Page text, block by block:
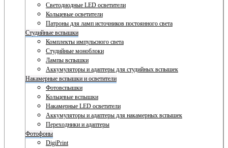
Светодиодные LED осветители
Кольцевые осветители
Патроны для ламп источников постоянного света
Студийные вспышки
Комплекты импульсного света
Студийные моноблоки
Лампы вспышки
Аккумуляторы и адаптеры для студийных вспышек
Накамерные вспышки и осветители
Фотовспышки
Кольцевые вспышки
Накамерные LED осветители
Аккумуляторы и адаптеры для накамерных вспышек
Переходники и адаптеры
Фотофоны
DigiPrint